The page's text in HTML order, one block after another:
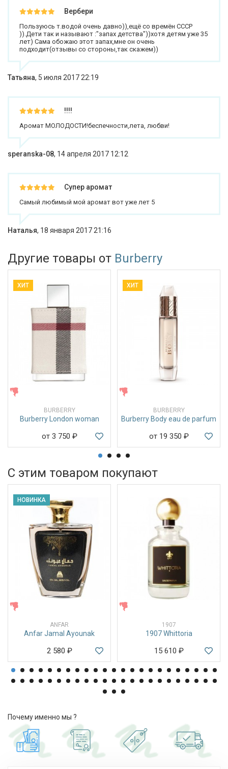
Вербери
Пользуюсь т.водой очень давно)),ещё со времён СССР
)).Дети так и называют :"запах детства"))хотя детям уже 35
лет) Сама обожаю этот запах,мне он очень
подходит(отзывы со стороны,так скажем))
Татьяна, 5 июля 2017 22:19
!!!!
Аромат МОЛОДОСТИ!беспечности,лета, любви!
speranska-08, 14 апреля 2017 12:12
Супер аромат
Самый любимый мой аромат вот уже лет 5
Наталья, 18 января 2017 21:16
Другие товары от Burberry
ХИТ
BURBERRY
Burberry London woman
от 3 750 ₽
ХИТ
BURBERRY
Burberry Body eau de parfum
от 19 350 ₽
С этим товаром покупают
НОВИНКА
ANFAR
Anfar Jamal Ayounak
2 580 ₽
1907
1907 Whittoria
15 610 ₽
Почему именно мы ?